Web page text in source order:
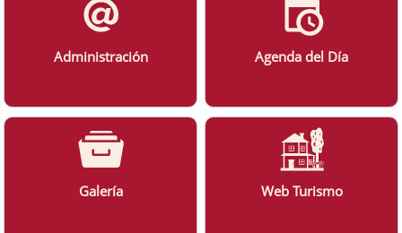
Administración Agenda del Día
Galería Web Turismo